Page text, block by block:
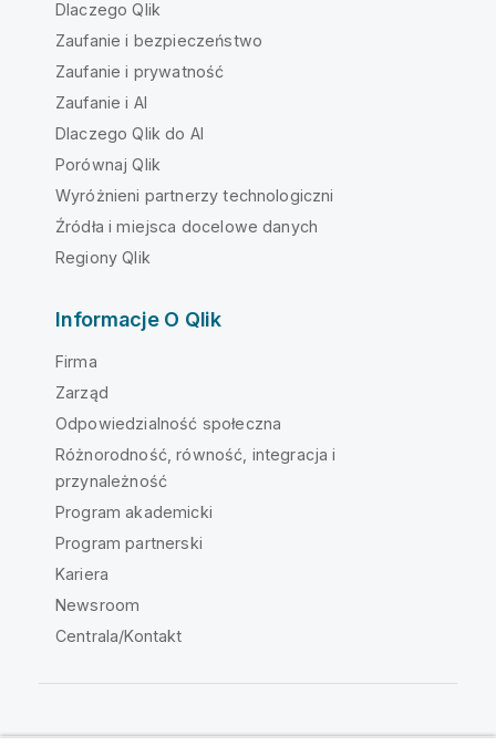
Dlaczego Qlik
Zaufanie i bezpieczeństwo
Zaufanie i prywatność
Zaufanie i AI
Dlaczego Qlik do AI
Porównaj Qlik
Wyróżnieni partnerzy technologiczni
Źródła i miejsca docelowe danych
Regiony Qlik
Informacje O Qlik
Firma
Zarząd
Odpowiedzialność społeczna
Różnorodność, równość, integracja i
przynależność
Program akademicki
Program partnerski
Kariera
Newsroom
Centrala/Kontakt